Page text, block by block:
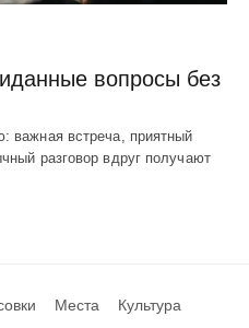
вопросы без
важная встреча, приятный
разговор вдруг получают
Места Культура